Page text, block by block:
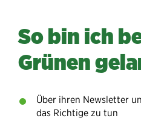
So bin ich
Grünen
Über ihren Newsletter
das Richtige zu tun